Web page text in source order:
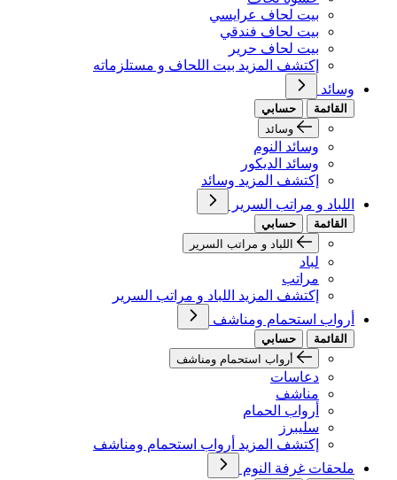
بيت لحاف عرايسي
بيت لحاف فندقي
بيت لحاف حرير
إكتشف المزيد بيت اللحاف و مستلزماته
وسائد
القائمة
حسابي
وسائد
وسائد النوم
وسائد الديكور
إكتشف المزيد وسائد
اللباد و مراتب السرير
القائمة
حسابي
اللباد و مراتب السرير
لباد
مراتب
إكتشف المزيد اللباد و مراتب السرير
أرواب استحمام ومناشف
القائمة
حسابي
أرواب استحمام ومناشف
دعاسات
مناشف
أرواب الحمام
سليبرز
إكتشف المزيد أرواب استحمام ومناشف
ملحقات غرفة النوم